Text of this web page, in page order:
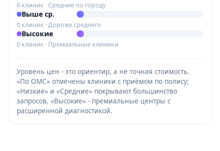
0 клиник · Средние по городу
Выше ср.
0 клиник · Дороже среднего
Высокие
0 клиник · Премиальные клиники
Уровень цен - это ориентир, а не точная стоимость.
«По ОМС» отмечены клиники с приёмом по полису;
«Низкие» и «Средние» покрывают большинство
запросов, «Высокие» - премиальные центры с
расширенной диагностикой.